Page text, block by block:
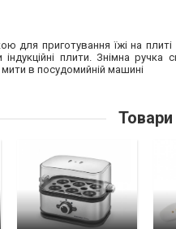
для приготування їжі на
плити. Знімна
в посудомийній машині
Товари